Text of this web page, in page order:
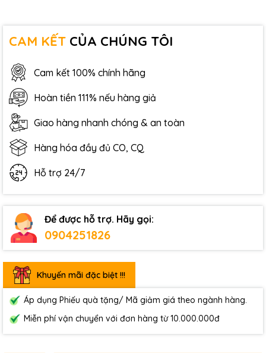
CAM KẾT CỦA CHÚNG TÔI
Cam kết 100% chính hãng
Hoàn tiền 111% nếu hàng giả
Giao hàng nhanh chóng & an toàn
Hàng hóa đầy đủ CO, CQ
Hỗ trợ 24/7
Để được hỗ trợ. Hãy gọi:
0904251826
Khuyến mãi đặc biệt !!!
Áp dụng Phiếu quà tặng/ Mã giảm giá theo ngành hàng.
Miễn phí vận chuyển với đơn hàng từ 10.000.000đ